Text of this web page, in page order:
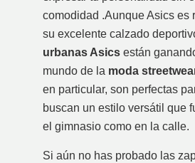
comodidad .Aunque Asics es
su excelente calzado
urbanas Asics están
mundo de la moda
en particular, son perfectas
buscan un estilo versátil que
el gimnasio como en la calle.
Si aún no has probado las